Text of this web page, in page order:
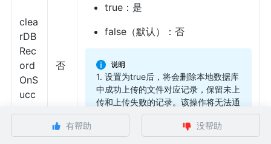
clea
rDB
Rec
ord
OnS
ucc
否
true：是
false（默认）：否
1. 设置为true后，将会删除本地数据库
中成功上传的文件对应记录，保留未上
传和上传失败的记录。该操作将无法通
过 export_ok_list 命令导出成功文件
2.
配置为
有帮助 没帮助